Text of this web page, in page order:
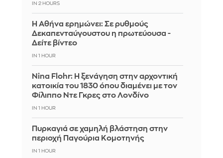
IN 2 HOURS
Η Αθήνα ερημώνει: Σε ρυθμούς
Δεκαπενταύγουστου η πρωτεύουσα -
Δείτε βίντεο
IN 1 HOUR
Nina Flohr: Η ξενάγηση στην αρχοντική
κατοικία του 1830 όπου διαμένει με τον
Φίλιππο Ντε Γκρες στο Λονδίνο
IN 1 HOUR
Πυρκαγιά σε χαμηλή βλάστηση στην
περιοχή Παγούρια Κομοτηνής
IN 1 HOUR